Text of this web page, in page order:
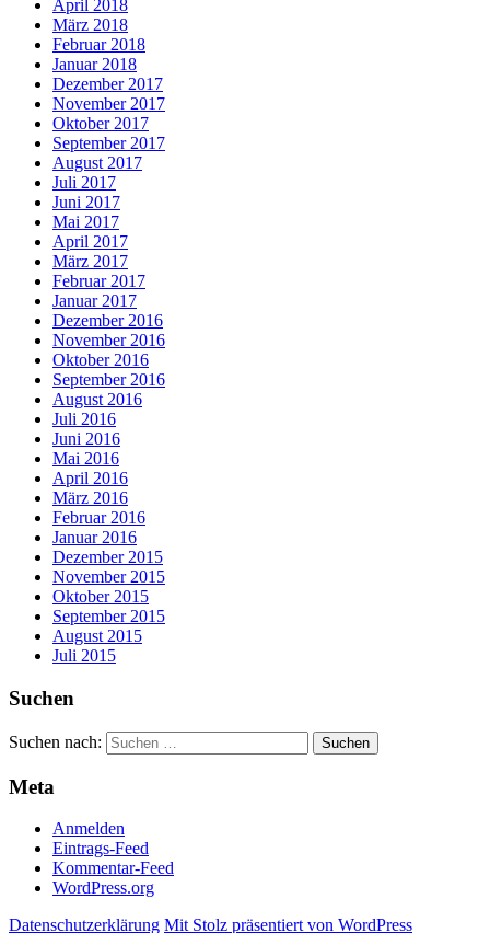
April 2018
März 2018
Februar 2018
Januar 2018
Dezember 2017
November 2017
Oktober 2017
September 2017
August 2017
Juli 2017
Juni 2017
Mai 2017
April 2017
März 2017
Februar 2017
Januar 2017
Dezember 2016
November 2016
Oktober 2016
September 2016
August 2016
Juli 2016
Juni 2016
Mai 2016
April 2016
März 2016
Februar 2016
Januar 2016
Dezember 2015
November 2015
Oktober 2015
September 2015
August 2015
Juli 2015
Suchen
Suchen nach:
Meta
Anmelden
Eintrags-Feed
Kommentar-Feed
WordPress.org
Datenschutzerklärung Mit Stolz präsentiert von WordPress